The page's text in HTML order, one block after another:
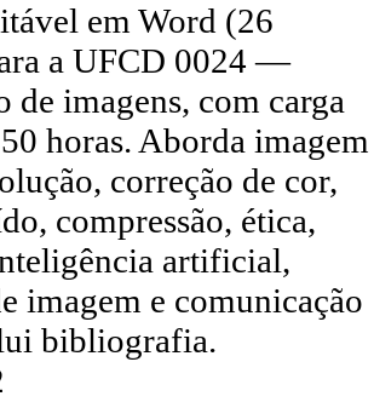
em Word (26
a UFCD 0024 —
de imagens, com carga
horas. Aborda imagem
correção de cor,
compressão, ética,
artificial,
imagem e comunicação
bibliografia.